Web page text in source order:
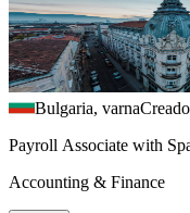
Bulgaria, varna
Payroll Associate with
Accounting & Finance